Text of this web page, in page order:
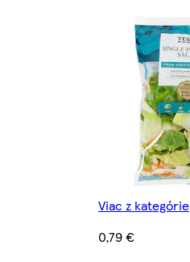
Viac z kategórie
0,79 €